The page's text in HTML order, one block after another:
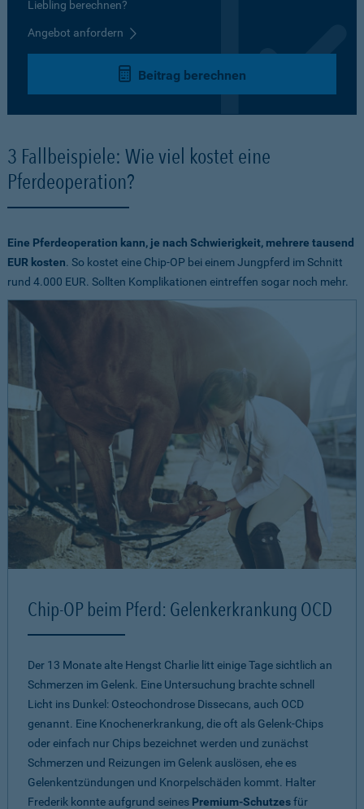
Liebling berechnen?
Angebot anfordern
Beitrag berechnen
3 Fallbeispiele: Wie viel kostet eine
Pferdeoperation?
Eine Pferdeoperation kann, je nach Schwierigkeit, mehrere tausend
EUR kosten. So kostet eine Chip-OP bei einem Jungpferd im Schnitt
rund 4.000 EUR. Sollten Komplikationen eintreffen sogar noch mehr.
Chip-OP beim Pferd: Gelenkerkrankung OCD
Der 13 Monate alte Hengst Charlie litt einige Tage sichtlich an
Schmerzen im Gelenk. Eine Untersuchung brachte schnell
Licht ins Dunkel: Osteochondrose Dissecans, auch OCD
genannt. Eine Knochenerkrankung, die oft als Gelenk-Chips
oder einfach nur Chips bezeichnet werden und zunächst
Schmerzen und Reizungen im Gelenk auslösen, ehe es
Gelenkentzündungen und Knorpelschäden kommt. Halter
Frederik konnte aufgrund seines Premium-Schutzesfür